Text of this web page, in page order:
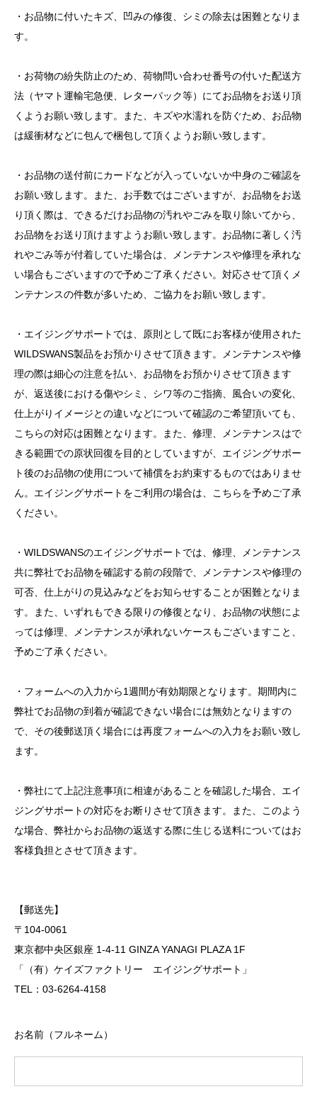
・お品物に付いたキズ、凹みの修復、シミの除去は困難となりま
す。
・お荷物の紛失防止のため、荷物問い合わせ番号の付いた配送方
法（ヤマト運輸宅急便、レターパック等）にてお品物をお送り頂
くようお願い致します。また、キズや水濡れを防ぐため、お品物
は緩衝材などに包んで梱包して頂くようお願い致します。
・お品物の送付前にカードなどが入っていないか中身のご確認を
お願い致します。また、お手数ではございますが、お品物をお送
り頂く際は、できるだけお品物の汚れやごみを取り除いてから、
お品物をお送り頂けますようお願い致します。お品物に著しく汚
れやごみ等が付着していた場合は、メンテナンスや修理を承れな
い場合もございますので予めご了承ください。対応させて頂くメ
ンテナンスの件数が多いため、ご協力をお願い致します。
・エイジングサポートでは、原則として既にお客様が使用された
WILDSWANS製品をお預かりさせて頂きます。メンテナンスや修
理の際は細心の注意を払い、お品物をお預かりさせて頂きます
が、返送後における傷やシミ、シワ等のご指摘、風合いの変化、
仕上がりイメージとの違いなどについて確認のご希望頂いても、
こちらの対応は困難となります。また、修理、メンテナンスはで
きる範囲での原状回復を目的としていますが、エイジングサポー
ト後のお品物の使用について補償をお約束するものではありませ
ん。エイジングサポートをご利用の場合は、こちらを予めご了承
ください。
・WILDSWANSのエイジングサポートでは、修理、メンテナンス
共に弊社でお品物を確認する前の段階で、メンテナンスや修理の
可否、仕上がりの見込みなどをお知らせすることが困難となりま
す。また、いずれもできる限りの修復となり、お品物の状態によ
っては修理、メンテナンスが承れないケースもございますこと、
予めご了承ください。
・フォームへの入力から1週間が有効期限となります。期間内に
弊社でお品物の到着が確認できない場合には無効となりますの
で、その後郵送頂く場合には再度フォームへの入力をお願い致し
ます。
・弊社にて上記注意事項に相違があることを確認した場合、エイ
ジングサポートの対応をお断りさせて頂きます。また、このよう
な場合、弊社からお品物の返送する際に生じる送料についてはお
客様負担とさせて頂きます。
【郵送先】
〒104-0061
東京都中央区銀座 1-4-11 GINZA YANAGI PLAZA 1F
「（有）ケイズファクトリー エイジングサポート」
TEL：03-6264-4158
お名前（フルネーム）